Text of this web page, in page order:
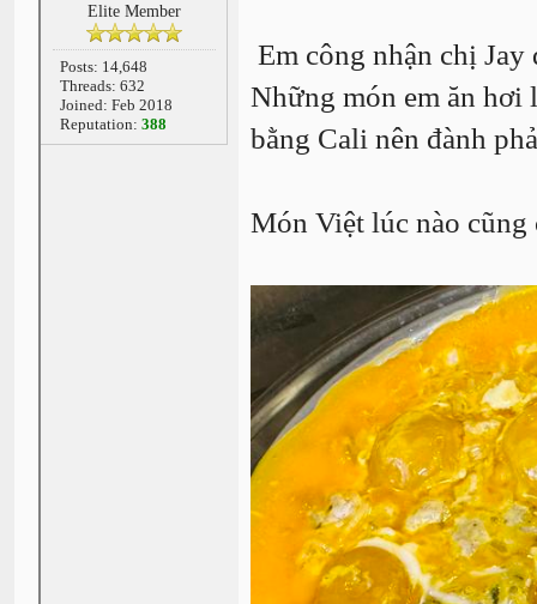
Elite Member
Posts: 14,648
Threads: 632
Joined: Feb 2018
Reputation: 388
Em công nhận chị
Những món em ăn hơi
bằng Cali nên đành
Món Việt lúc nào